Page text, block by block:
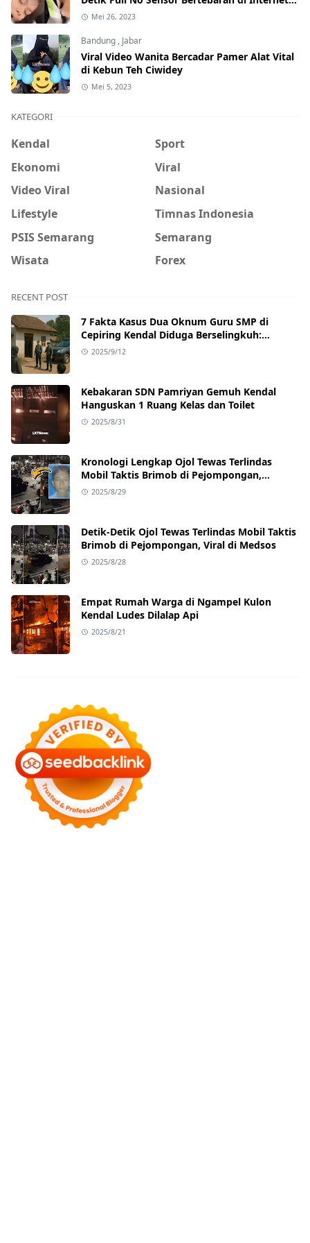
Hati-Hati Phising!
Mei 26, 2023
Bandung , Jabar
Viral Video Wanita Bercadar Pamer Alat Vital
di Kebun Teh Ciwidey
Mei 5, 2023
KATEGORI
Kendal
Sport
Ekonomi
Viral
Video Viral
Nasional
Lifestyle
Timnas Indonesia
PSIS Semarang
Semarang
Wisata
Forex
RECENT POST
7 Fakta Kasus Dua Oknum Guru SMP di
Cepiring Kendal Diduga Berselingkuh:
Kronologi, Pengakuan, hingga Sanksi
2025/9/12
Kebakaran SDN Pamriyan Gemuh Kendal
Hanguskan 1 Ruang Kelas dan Toilet
2025/8/31
Kronologi Lengkap Ojol Tewas Terlindas
Mobil Taktis Brimob di Pejompongan,
Ternyata Sedang Antar Orderan
2025/8/29
Detik-Detik Ojol Tewas Terlindas Mobil Taktis
Brimob di Pejompongan, Viral di Medsos
2025/8/28
Empat Rumah Warga di Ngampel Kulon
Kendal Ludes Dilalap Api
2025/8/21